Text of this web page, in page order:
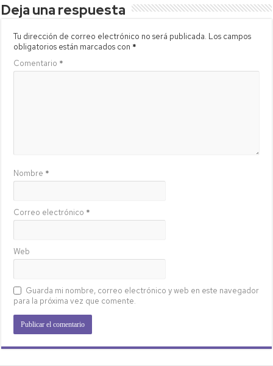
Deja una respuesta
Tu dirección de correo electrónico no será publicada. Los campos
obligatorios están marcados con *
Comentario *
Nombre *
Correo electrónico *
Web
Guarda mi nombre, correo electrónico y web en este navegador
para la próxima vez que comente.